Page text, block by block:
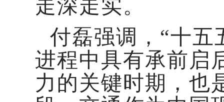
走深走实。
付磊强调，“十五
进程中具有承前启
力的关键时期，也